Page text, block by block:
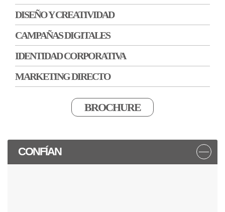
DISEÑO Y CREATIVIDAD
CAMPAÑAS DIGITALES
IDENTIDAD CORPORATIVA
MARKETING DIRECTO
BROCHURE
CONFÍAN